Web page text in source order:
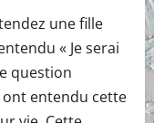
une fille
« Je serai
question
entendu cette